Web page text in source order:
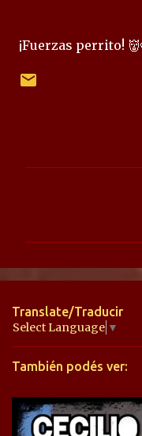
¡Fuerzas perrito!
n
a
r
i
s
Translate/Traducir
Select Language ▼
También podés ver: